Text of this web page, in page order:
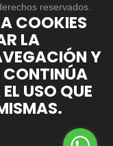
reservados.
COOKIES
LA
Y
CONTINÚA
USO QUE